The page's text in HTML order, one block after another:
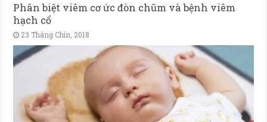
Phân biệt viêm cơ ức đòn chũm và bệnh viêm
hạch cổ
23 Tháng Chín, 2018